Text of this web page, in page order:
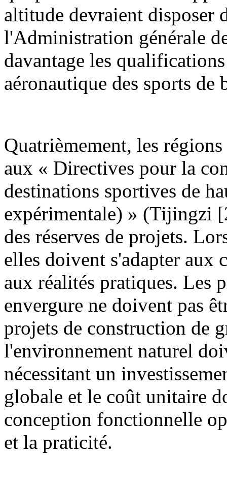
altitude devraient disposer
l'Administration générale
davantage les
aéronautique des sports de
Quatrièmement, les
aux « Directives pour la
destinations sportives de
expérimentale) » (Tijingzi
des réserves de projets.
elles doivent s'adapter aux
aux réalités pratiques. Les
envergure ne doivent pas
projets de construction de
l'environnement naturel
nécessitant un
globale et le coût unitaire
conception fonctionnelle
et la praticité.